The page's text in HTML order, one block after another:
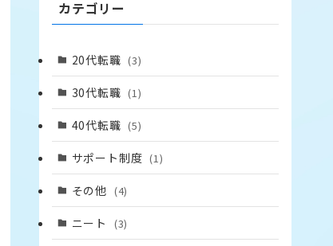
カテゴリー
20代転職 (3)
30代転職 (1)
40代転職 (5)
サポート制度 (1)
その他 (4)
ニート (3)